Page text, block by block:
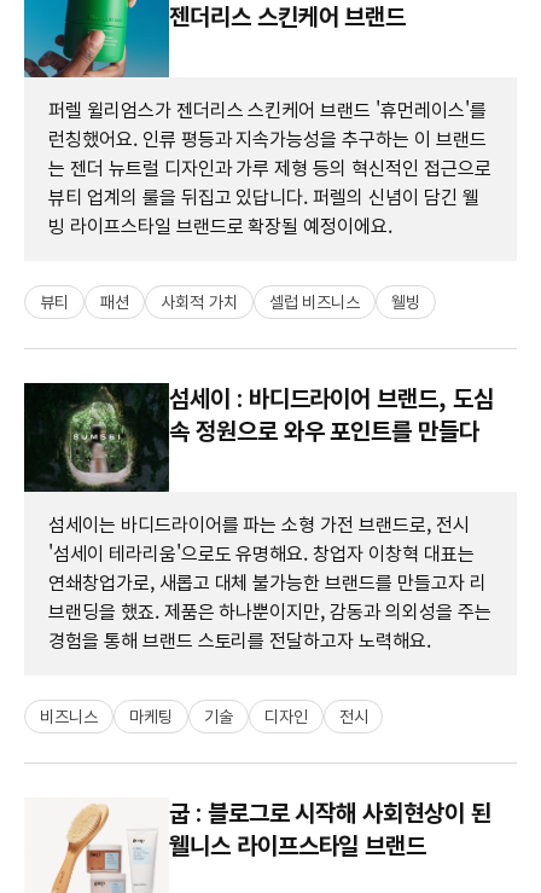
젠더리스 스킨케어 브랜드
퍼렐 윌리엄스가 젠더리스 스킨케어 브랜드 '휴먼레이스'를
런칭했어요. 인류 평등과 지속가능성을 추구하는 이 브랜드
는 젠더 뉴트럴 디자인과 가루 제형 등의 혁신적인 접근으로
뷰티 업계의 룰을 뒤집고 있답니다. 퍼렐의 신념이 담긴 웰
빙 라이프스타일 브랜드로 확장될 예정이에요.
뷰티 패션 사회적 가치 셀럽 비즈니스 웰빙
섬세이 : 바디드라이어 브랜드, 도심
속 정원으로 와우 포인트를 만들다
섬세이는 바디드라이어를 파는 소형 가전 브랜드로, 전시
'섬세이 테라리움'으로도 유명해요. 창업자 이창혁 대표는
연쇄창업가로, 새롭고 대체 불가능한 브랜드를 만들고자 리
브랜딩을 했죠. 제품은 하나뿐이지만, 감동과 의외성을 주는
경험을 통해 브랜드 스토리를 전달하고자 노력해요.
비즈니스 마케팅 기술 디자인 전시
굽 : 블로그로 시작해 사회현상이 된
웰니스 라이프스타일 브랜드